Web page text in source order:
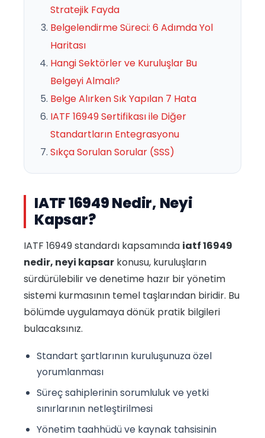
Stratejik Fayda
Belgelendirme Süreci: 6 Adımda Yol
Haritası
Hangi Sektörler ve Kuruluşlar Bu
Belgeyi Almalı?
Belge Alırken Sık Yapılan 7 Hata
IATF 16949 Sertifikası ile Diğer
Standartların Entegrasyonu
Sıkça Sorulan Sorular (SSS)
IATF 16949 Nedir, Neyi
Kapsar?
IATF 16949 standardı kapsamında iatf 16949
nedir, neyi kapsar konusu, kuruluşların
sürdürülebilir ve denetime hazır bir yönetim
sistemi kurmasının temel taşlarından biridir. Bu
bölümde uygulamaya dönük pratik bilgileri
bulacaksınız.
Standart şartlarının kuruluşunuza özel
yorumlanması
Süreç sahiplerinin sorumluluk ve yetki
sınırlarının netleştirilmesi
Yönetim taahhüdü ve kaynak tahsisinin